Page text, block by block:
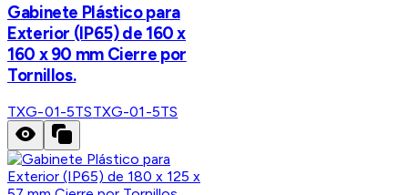
Gabinete Plástico para
Exterior (IP65) de 160 x
160 x 90 mm Cierre por
Tornillos.
TXG-01-5TSTXG-01-5TS